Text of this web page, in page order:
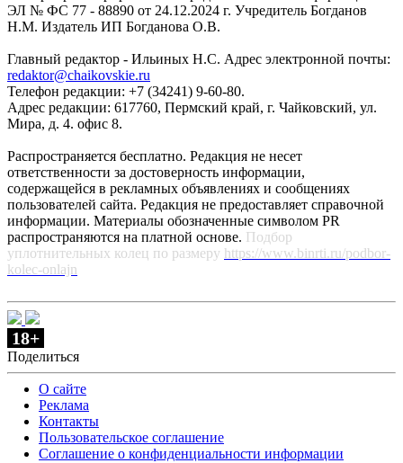
ЭЛ № ФС 77 - 88890 от 24.12.2024 г. Учредитель Богданов
Н.М. Издатель ИП Богданова О.В.
Главный редактор - Ильиных Н.С. Адрес электронной почты:
redaktor@chaikovskie.ru
Телефон редакции: +7 (34241) 9-60-80.
Адрес редакции: 617760, Пермский край, г. Чайковский, ул.
Мира, д. 4. офис 8.
Распространяется бесплатно. Редакция не несет
ответственности за достоверность информации,
содержащейся в рекламных объявлениях и сообщениях
пользователей сайта. Редакция не предоставляет справочной
информации. Материалы обозначенные символом PR
распространяются на платной основе. Подбор
уплотнительных колец по размеру https://www.binrti.ru/podbor-
kolec-onlajn
18+
Поделиться
О сайте
Реклама
Контакты
Пользовательское соглашение
Соглашение о конфиденциальности информации